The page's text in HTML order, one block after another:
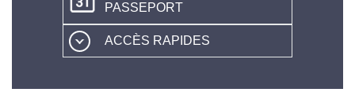
PASSEPORT
ACCÈS RAPIDES